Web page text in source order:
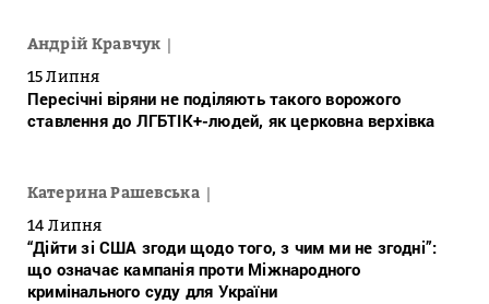
Андрій Кравчук
15 Липня
Пересічні віряни не поділяють такого ворожого
ставлення до ЛГБТІК+-людей, як церковна верхівка
Катерина Рашевська
14 Липня
“Дійти зі США згоди щодо того, з чим ми не згодні”:
що означає кампанія проти Міжнародного
кримінального суду для України